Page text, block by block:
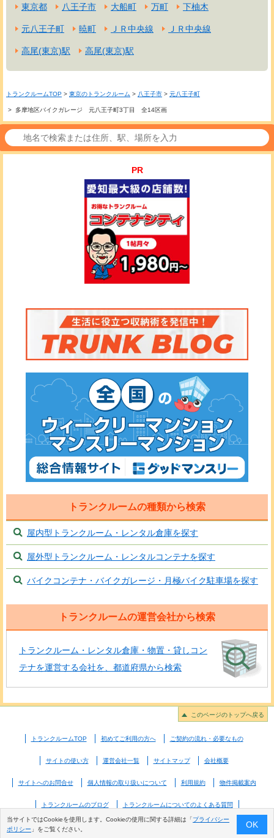
東京都
八王子市 大船町 万町 下柚木
元八王子町 暁町 ＪＲ中央線 ＪＲ中央線
高尾(東京)駅 高尾(東京)駅
トランクルームTOP > 東京のトランクルーム > 八王子市 > 元八王子町
> 多摩地区バイクガレージ 元八王子町3丁目 全14区画
PR
トランクルームの種類から検索
屋内型トランクルーム・レンタル倉庫を探す
屋外型トランクルーム・レンタルコンテナを探す
バイクコンテナ・バイクガレージ・月極バイク駐車場を探す
トランクルームの運営会社から検索
トランクルーム・レンタル倉庫・物置・貸しコン
テナを運営する会社を、都道府県から検索
このページのトップへ戻る
トランクルームTOP 初めてご利用の方へ ご契約の流れ・必要なもの
サイトの使い方 運営会社一覧 サイトマップ 会社概要
サイトへのお問合せ 個人情報の取り扱いについて 利用規約 物件掲載案内
トランクルームのブログ トランクルームについてのよくある質問
© 2026 Good-com Inc. All Rights Reserved.
当サイトではCookieを使用します。Cookieの使用に関する詳細は「プライバシー
ポリシー 」をご覧ください。 OK